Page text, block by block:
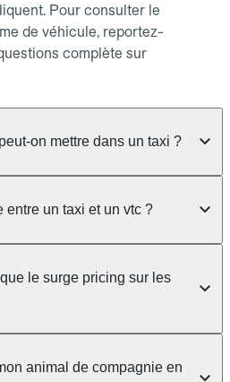
Pour consulter le
de véhicule, reportez-
complète sur
on mettre dans un taxi ?
jusqu'à 3 bagages
dans le champ "Message
Le prix n'est
de bagages.
entre un taxi et un vtc ?
dans la rue, à une
avec un tarif au
prix fixe annoncé à
réservez facilement votre
le surge pricing sur les
et suit un barème
animal de compagnie en